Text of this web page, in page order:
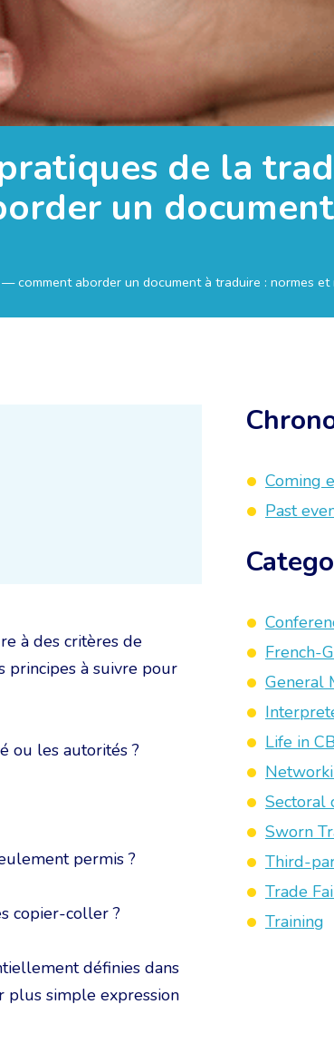
de la
un
comment aborder un document à traduire : normes et
à des critères de
principes à suivre pour
ou les autorités ?
permis ?
copier-coller ?
définies dans
plus simple expression
Coming
Past
French-
General
Life in
Sectoral
Sworn
Third-
Trade
Training